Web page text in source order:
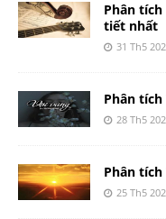
Phân
tiết nhất
31 Th5
Phân
28 Th5
Phân
25 Th5